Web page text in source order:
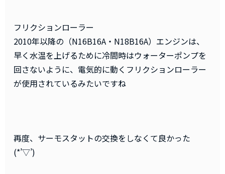
フリクションローラー
2010年以降の（N16B16A・N18B16A）エンジンは、
早く水温を上げるために冷間時はウォーターポンプを
回さないように、電気的に動くフリクションローラー
が使用されているみたいですね
再度、サーモスタットの交換をしなくて良かった
(*’▽’)